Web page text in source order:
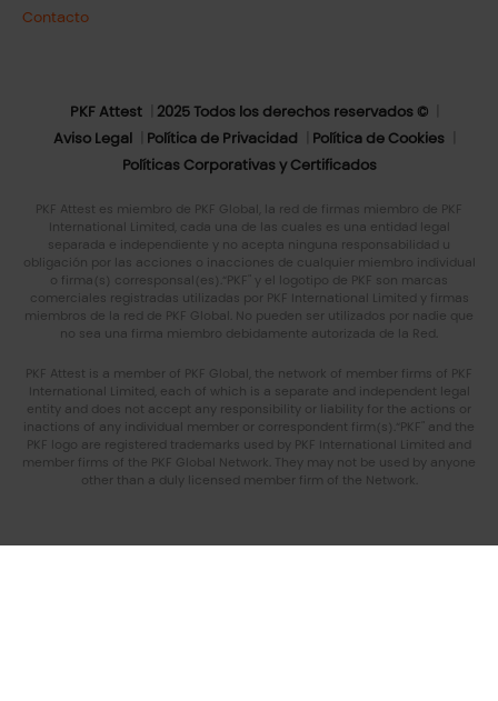
Contacto
PKF Attest
2025 Todos los derechos reservados ©
Aviso Legal
Política de Privacidad
Política de Cookies
Políticas Corporativas y Certificados
PKF Attest es miembro de PKF Global, la red de firmas miembro de PKF
International Limited, cada una de las cuales es una entidad legal
separada e independiente y no acepta ninguna responsabilidad u
obligación por las acciones o inacciones de cualquier miembro individual
o firma(s) corresponsal(es).“PKF" y el logotipo de PKF son marcas
comerciales registradas utilizadas por PKF International Limited y firmas
miembros de la red de PKF Global. No pueden ser utilizados por nadie que
no sea una firma miembro debidamente autorizada de la Red.
PKF Attest is a member of PKF Global, the network of member firms of PKF
International Limited, each of which is a separate and independent legal
entity and does not accept any responsibility or liability for the actions or
inactions of any individual member or correspondent firm(s).“PKF" and the
PKF logo are registered trademarks used by PKF International Limited and
member firms of the PKF Global Network. They may not be used by anyone
other than a duly licensed member firm of the Network.